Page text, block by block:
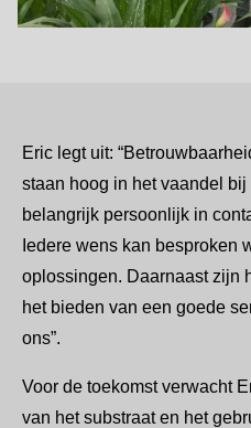
Eric legt uit:
staan hoog in het vaandel
belangrijk persoonlijk in
Iedere wens kan besproken
oplossingen. Daarnaast zijn
het bieden van een goede
ons”.
Voor de toekomst verwacht
van het substraat en het